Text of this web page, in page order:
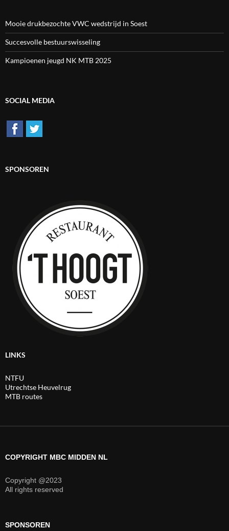
Mooie drukbezochte VWC wedstrijd in Soest
Succesvolle bestuurswisseling
Kampioenen jeugd NK MTB 2025
SOCIAL MEDIA
SPONSOREN
LINKS
NTFU
Utrechtse Heuvelrug
MTB routes
COPYRIGHT MBC MIDDEN NL
Copyright @2023
All rights reserved
SPONSOREN